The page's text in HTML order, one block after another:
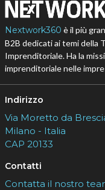
Nextwork360 è il più
B2B dedicati ai temi della
Imprenditoriale. Ha la
imprenditoriale nelle
Indirizzo
Via Moretto da
Milano - Italia
CAP 20133
Contatti
Contatta il nostro